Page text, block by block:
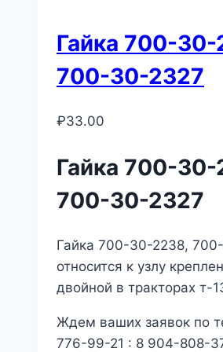
Гайка 700-30-
700-30-2327
₽33.00
Гайка 700-30-
700-30-2327
Гайка 700-30-2238,
относится к узлу
двойной в тракторах т-
Ждем ваших заявок по
776-99-21 : 8 904-808-